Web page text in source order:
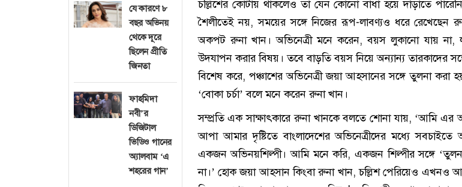
যে কারণে ৮
বছর অভিনয়
থেকে দূরে
ছিলেন প্রীতি
জিনতা
ফাহমিদা
নবী’র
ডিজিটাল
ভিডিও গানের
অ্যালবাম ‘এ
শহরের গান’
চল্লিশের কোটায় থাকলেও তা যেন কোনো বাধা হয়ে দাঁড়াতে
শৈলীতেই নয়, সময়ের সঙ্গে নিজের রূপ-লাবণ্যও ধরে রেখেছেন
অকপট রুনা খান। অভিনেত্রী মনে করেন, বয়স লুকানো যায় না,
উদযাপন করার বিষয়। তবে বাড়তি বয়স নিয়ে অন্যান্য তারকাদের
বিশেষ করে, পঞ্চাশের অভিনেত্রী জয়া আহসানের সঙ্গে তুলনা
‘বোকা চর্চা’ বলে মনে করেন রুনা খান।
সম্প্রতি এক সাক্ষাৎকারে রুনা খানকে বলতে শোনা যায়, ‘আমি
আপা আমার দৃষ্টিতে বাংলাদেশের অভিনেত্রীদের মধ্যে সবচাইতে
একজন অভিনয়শিল্পী। আমি মনে করি, একজন শিল্পীর সঙ্গে
না।’ হোক জয়া আহসান কিংবা রুনা খান, চল্লিশ পেরিয়েও এখনও